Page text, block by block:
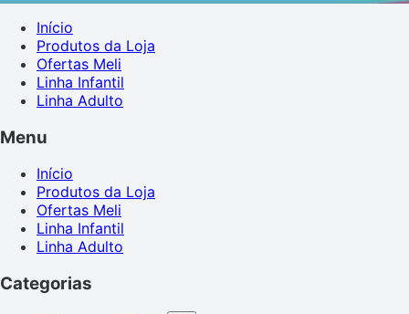
Início
Produtos da Loja
Ofertas Meli
Linha Infantil
Linha Adulto
Menu
Início
Produtos da Loja
Ofertas Meli
Linha Infantil
Linha Adulto
Categorias